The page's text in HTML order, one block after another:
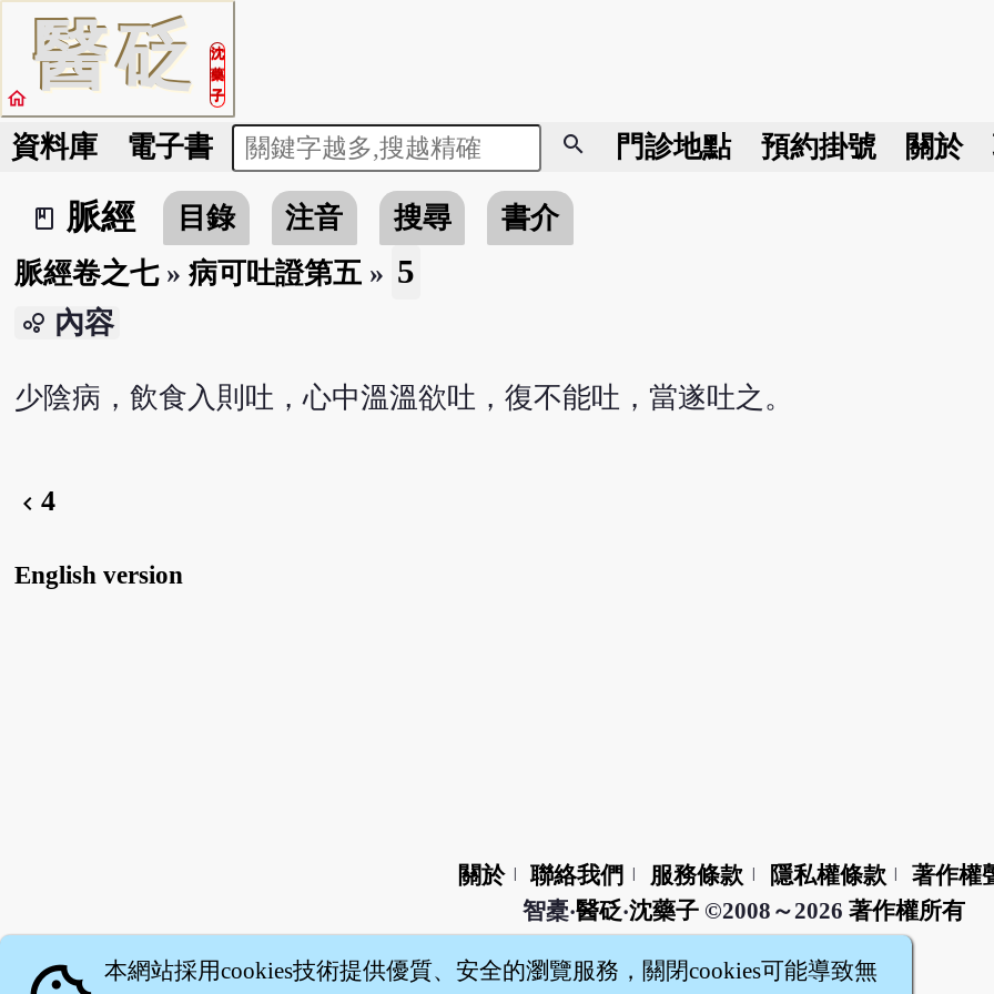
醫砭
沈
藥
子
home
資料庫 電子書 search 門診地點 預約掛號 關於
book_2
脈經 目錄 注音 搜尋
書介
脈經卷之七» 病可吐證第五» 5
bubble_chart 內容
少陰病，飲食入則吐，心中溫溫欲吐，復不能吐，當遂吐之。
chevron_left 4
English version
關於 聯絡我們 服務條款 隱私權條款
著作權
智橐‧醫砭‧沈藥子©2008～2026 著作權所有
本網站採用cookies技術提供優質、安全的瀏覽服務，關閉cookies可能導致無